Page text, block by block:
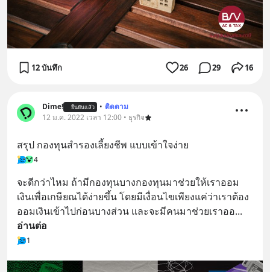
12 บันทึก 26 29 16
Dime! ยืนยันแล้ว • ติดตาม
12 ม.ค. 2022 เวลา 12:00 • ธุรกิจ
สรุป กองทุนสำรองเลี้ยงชีพ แบบเข้าใจง่าย
4
จะดีกว่าไหม ถ้ามีกองทุนบางกองทุนมาช่วยให้เราออม
เงินเพื่อเกษียณได้ง่ายขึ้น โดยมีเงื่อนไขเพียงแค่ว่าเราต้อง
ออมเงินเข้าไปก่อนบางส่วน และจะมีคนมาช่วยเราออ
อ่านต่อ
1